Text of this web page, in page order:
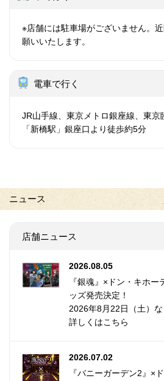
※店舗には駐車場がございません。
願いいたします。
電車で行く
JR山手線、東京メトロ銀座線、東京
「新橋駅」銀座口より徒歩約5分
ニュース
店舗ニュース
2026.08.05
『銀魂』×ドン・キホ
ッズ発売決定！
2026年8月22日（土）
詳しくはこちら
2026.07.02
『バニーガーデン2』×